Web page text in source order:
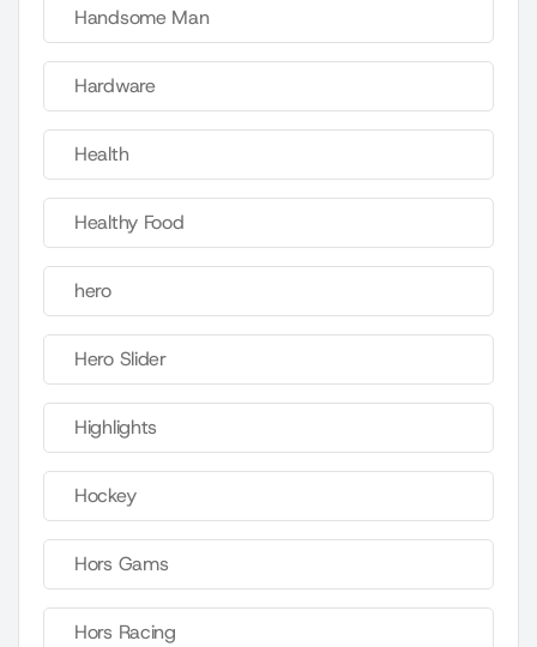
Handsome Man
Hardware
Health
Healthy Food
hero
Hero Slider
Highlights
Hockey
Hors Gams
Hors Racing